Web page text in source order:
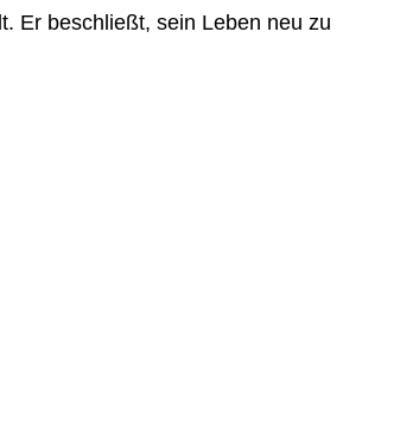
Er beschließt, sein Leben neu zu